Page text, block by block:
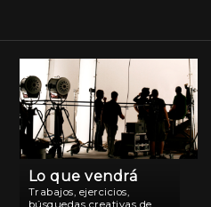
Lo que vendrá
Trabajos, ejercicios,
búsquedas creativas de